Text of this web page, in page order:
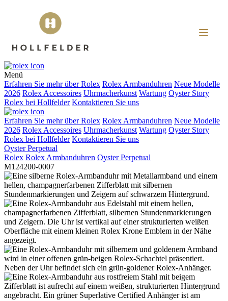
Menü
Erfahren Sie mehr überRolex Rolex Armbanduhren Neue Modelle
2026 Rolex Accessoires Uhrmacherkunst Wartung Oyster Story
Rolex bei Hollfelder Kontaktieren Sie uns
Erfahren Sie mehr überRolex Rolex Armbanduhren Neue Modelle
2026 Rolex Accessoires Uhrmacherkunst Wartung Oyster Story
Rolex bei Hollfelder Kontaktieren Sie uns
Oyster Perpetual
Rolex Rolex Armbanduhren Oyster Perpetual
M124200-0007